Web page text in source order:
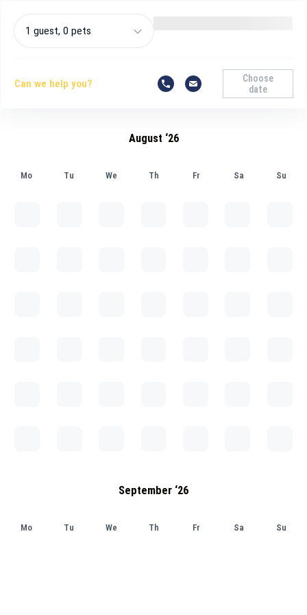
1 guest, 0 pets
Can we help you?
Choose
date
August ‘26
Mo Tu We Th Fr Sa Su
September ‘26
Mo Tu We Th Fr Sa Su